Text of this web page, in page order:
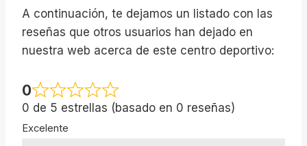
A continuación, te dejamos un listado con las
reseñas que otros usuarios han dejado en
nuestra web acerca de este centro deportivo:
0
0 de 5 estrellas (basado en 0 reseñas)
Excelente